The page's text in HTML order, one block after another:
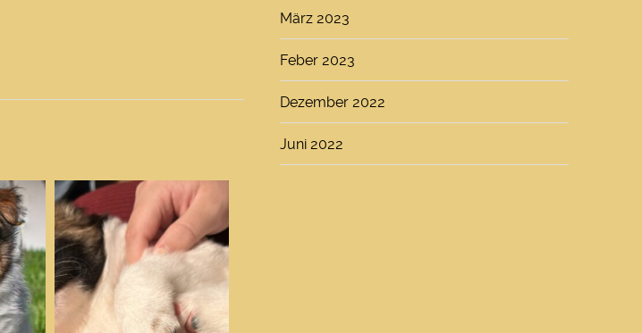
März 2023
Feber 2023
Dezember 2022
Juni 2022